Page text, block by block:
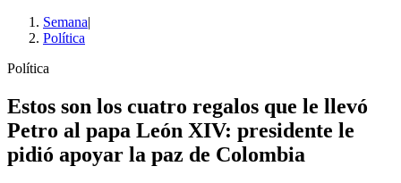
Semana|
Política
Política
Estos son los cuatro regalos que le llevó
Petro al papa León XIV: presidente le
pidió apoyar la paz de Colombia